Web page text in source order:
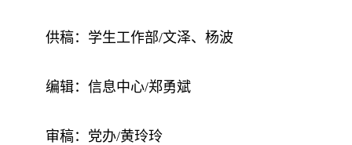
供稿：学生工作部/文泽、杨波
编辑：信息中心/郑勇斌
审稿：党办/黄玲玲